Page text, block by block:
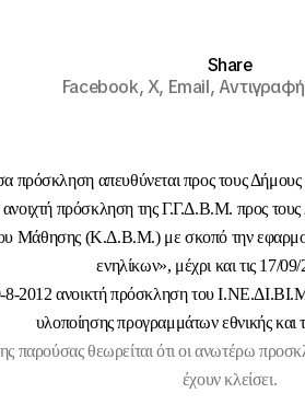
Share
Facebook,X, Email,
πρόσκληση απευθύνεται προς τους Δήμους
πρόσκληση της Γ.Γ.Δ.Β.Μ. προς τους
Μάθησης (Κ.Δ.Β.Μ.) με σκοπό την
ενηλίκων», μέχρι και τις 17/
2012 ανοικτή πρόσκληση του
υλοποίησης προγραμμάτων εθνικής και
παρούσας θεωρείται ότι οι ανωτέρω
έχουν κλείσει.